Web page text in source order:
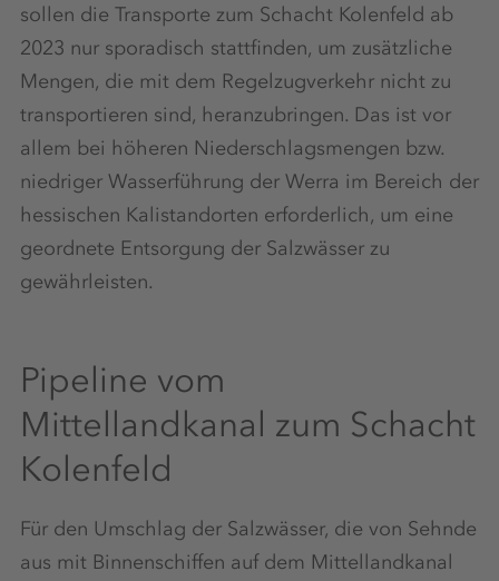
sollen die Transporte zum Schacht Kolenfeld ab
2023 nur sporadisch stattfinden, um zusätzliche
Mengen, die mit dem Regelzugverkehr nicht zu
transportieren sind, heranzubringen. Das ist vor
allem bei höheren Niederschlagsmengen bzw.
niedriger Wasserführung der Werra im Bereich der
hessischen Kalistandorten erforderlich, um eine
geordnete Entsorgung der Salzwässer zu
gewährleisten.
Pipeline vom
Mittellandkanal zum Schacht
Kolenfeld
Für den Umschlag der Salzwässer, die von Sehnde
aus mit Binnenschiffen auf dem Mittellandkanal